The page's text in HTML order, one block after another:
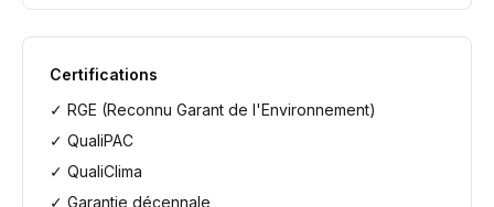
Certifications
✓ RGE (Reconnu Garant de l'Environnement)
✓ QualiPAC
✓ QualiClima
✓ Garantie décennale